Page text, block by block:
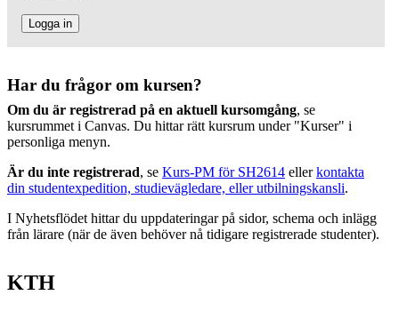
Logga in
Har du frågor om kursen?
Om du är registrerad på en aktuell kursomgång, se
kursrummet i Canvas. Du hittar rätt kursrum under "Kurser" i
personliga menyn.
Är du inte registrerad, se Kurs-PM för SH2614 ellerkontakta
din studentexpedition, studievägledare, eller utbilningskansli.
I Nyhetsflödet hittar du uppdateringar på sidor, schema och inlägg
från lärare (när de även behöver nå tidigare registrerade studenter).
KTH